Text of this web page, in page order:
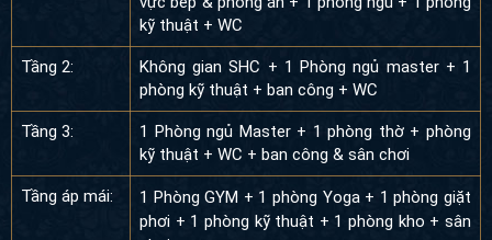
Không gian SHC + 1 Phòng ngủ master + 1
phòng kỹ thuật + ban công + WC
1 Phòng ngủ Master + 1 phòng thờ + phòng
kỹ thuật + WC + ban công & sân chơi
1 Phòng GYM + 1 phòng Yoga + 1 phòng giặt
phơi + 1 phòng kỹ thuật + 1 phòng kho + sân
chơi